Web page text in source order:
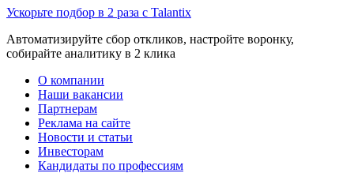
Ускорьте подбор в 2 раза с Talantix
Автоматизируйте сбор откликов, настройте воронку,
собирайте аналитику в 2 клика
О компании
Наши вакансии
Партнерам
Реклама на сайте
Новости и статьи
Инвесторам
Кандидаты по профессиям